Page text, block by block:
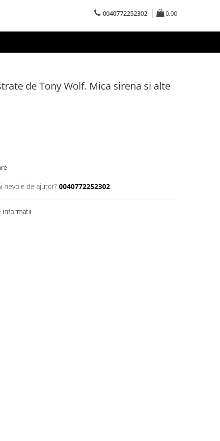
0040772252302 0,00
de Tony Wolf. Mica sirena si alte
nevoie de ajutor? 0040772252302
informatii